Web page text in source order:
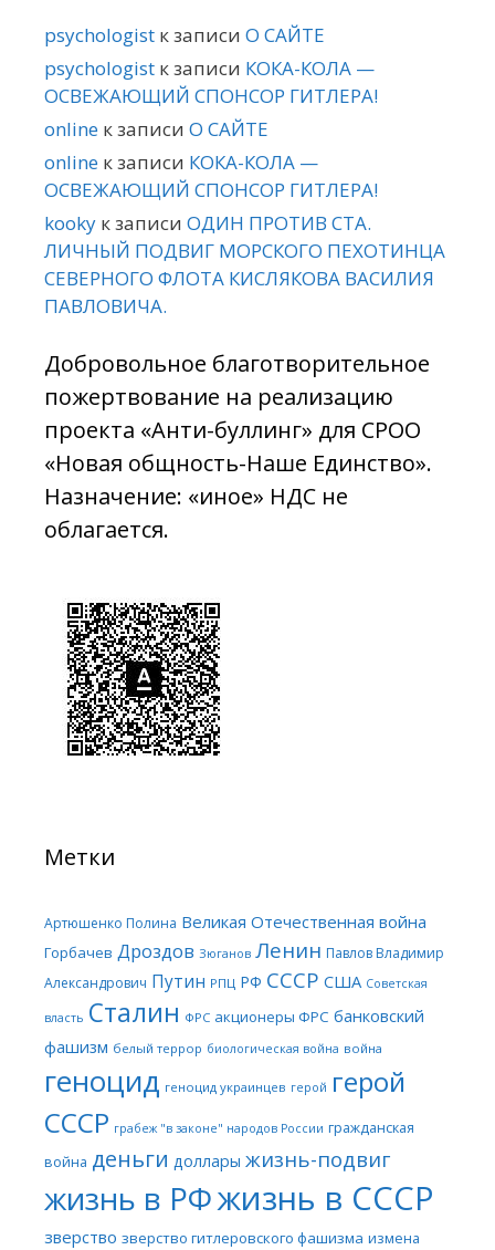
psychologist к записи О САЙТЕ
psychologist к записи КОКА-КОЛА —
ОСВЕЖАЮЩИЙ СПОНСОР ГИТЛЕРА!
online к записи О САЙТЕ
online к записи КОКА-КОЛА —
ОСВЕЖАЮЩИЙ СПОНСОР ГИТЛЕРА!
kooky к записи ОДИН ПРОТИВ СТА.
ЛИЧНЫЙ ПОДВИГ МОРСКОГО ПЕХОТИНЦА
СЕВЕРНОГО ФЛОТА КИСЛЯКОВА ВАСИЛИЯ
ПАВЛОВИЧА.
Добровольное благотворительное
пожертвование на реализацию
проекта «Анти-буллинг» для СРОО
«Новая общность-Наше Единство».
Назначение: «иное» НДС не
облагается.
Метки
Артюшенко Полина Великая Отечественная война
Горбачев Дроздов Зюганов Ленин Павлов Владимир
Александрович Путин РПЦ РФ СССР США Советская
власть Сталин ФРС акционеры ФРС банковский
фашизм белый террор биологическая война война
геноцид геноцид украинцев герой герой
СССР грабеж "в законе" народов России гражданская
война деньги доллары жизнь-подвиг
жизнь в РФжизнь в СССР
зверство зверство гитлеровского фашизма измена